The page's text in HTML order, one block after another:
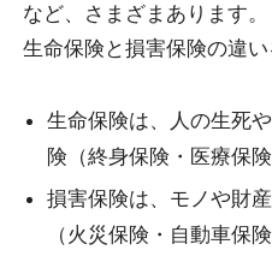
など、さまざまあります。
生命保険と損害保険の違
生命保険は、人の生死
険（終身保険・医療保険
損害保険は、モノや財
（火災保険・自動車保